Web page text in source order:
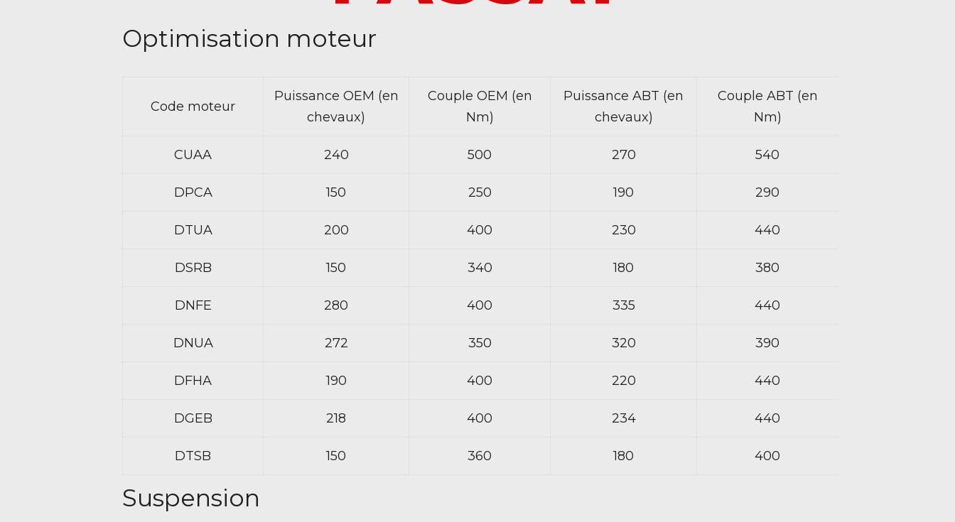
Optimisation moteur
Code moteur
Puissance OEM (en
chevaux)
Couple OEM (en
Nm)
Puissance ABT (en
chevaux)
Couple ABT (en
Nm)
CUAA 240 500 270 540
DPCA 150 250 190 290
DTUA 200 400 230 440
DSRB 150 340 180 380
DNFE 280 400 335 440
DNUA 272 350 320 390
DFHA 190 400 220 440
DGEB 218 400 234 440
DTSB 150 360 180 400
Suspension